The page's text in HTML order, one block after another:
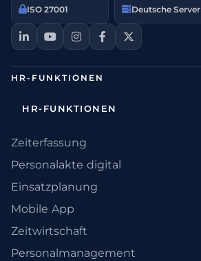
ISO 27001 Deutsche Server
HR-FUNKTIONEN
HR-FUNKTIONEN
Zeiterfassung
Personalakte digital
Einsatzplanung
Mobile App
Zeitwirtschaft
Personalmanagement